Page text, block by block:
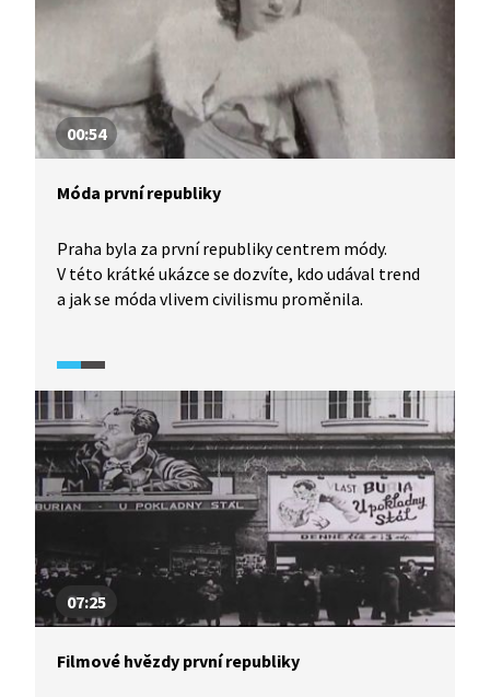
00:54
Móda první republiky
Praha byla za první republiky centrem módy.
V této krátké ukázce se dozvíte, kdo udával trend
a jak se móda vlivem civilismu proměnila.
07:25
Filmové hvězdy první republiky